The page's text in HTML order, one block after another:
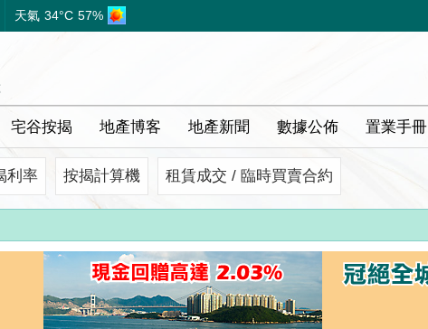
天氣 34°C 57%
宅谷按揭 地產博客 地產新聞 數據公佈 置業手冊
利率 按揭計算機 租賃成交 / 臨時買賣合約